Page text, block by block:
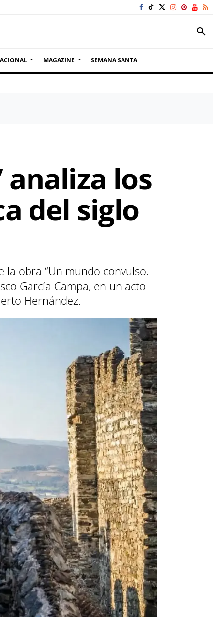
search
MAGAZINE SEMANA SANTA
analiza los
del siglo
obra “Un mundo convulso.
García Campa, en un acto
Hernández.